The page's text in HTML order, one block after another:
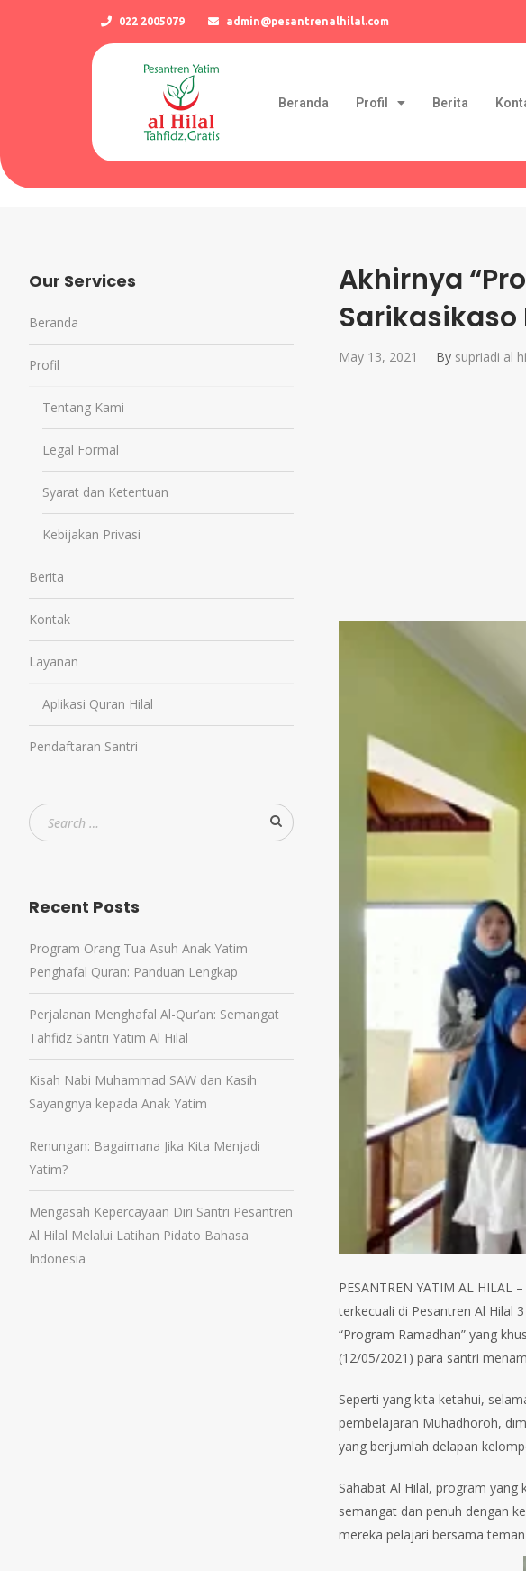
022 2005079 admin@pesantrenalhilal.com
Beranda Profil Berita
Akhirnya
Sarikasikaso
May 13, 2021 By supriadi al
PESANTREN YATIM AL
terkecuali di Pesantren Al Hilal
“Program Ramadhan” yang
(12/05/2021) para santri
Seperti yang kita ketahui,
pembelajaran Muhadhoroh,
yang berjumlah delapan
Sahabat Al Hilal, program yang
semangat dan penuh dengan
mereka pelajari bersama
Our Services
Beranda
Profil
Tentang Kami
Legal Formal
Syarat dan Ketentuan
Kebijakan Privasi
Berita
Kontak
Layanan
Aplikasi Quran Hilal
Pendaftaran Santri
Recent Posts
Program Orang Tua Asuh Anak Yatim
Penghafal Quran: Panduan Lengkap
Perjalanan Menghafal Al-Qur’an: Semangat
Tahfidz Santri Yatim Al Hilal
Kisah Nabi Muhammad SAW dan Kasih
Sayangnya kepada Anak Yatim
Renungan: Bagaimana Jika Kita Menjadi
Yatim?
Mengasah Kepercayaan Diri Santri Pesantren
Al Hilal Melalui Latihan Pidato Bahasa
Indonesia